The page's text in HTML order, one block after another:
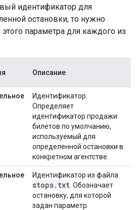
идентификатор для
остановки, то нужно
этого параметра для каждого из
Описание
Идентификатор.
Определяет
идентификатор продажи
билетов по умолчанию,
используемый для
определенной остановки в
конкретном агентстве.
Идентификатор из файла
stops. txt . Обозначает
остановку, для которой
задан параметр